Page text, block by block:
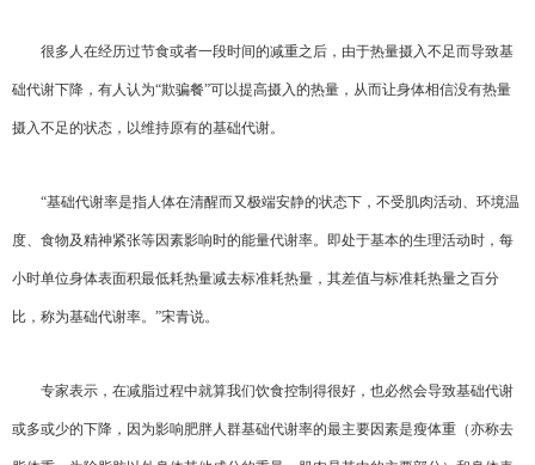
很多人在经历过节食或者一段时间的减重之后，由于热量摄入不足而导致基
础代谢下降，有人认为“欺骗餐”可以提高摄入的热量，从而让身体相信没有热量
摄入不足的状态，以维持原有的基础代谢。
“基础代谢率是指人体在清醒而又极端安静的状态下，不受肌肉活动、环境温
度、食物及精神紧张等因素影响时的能量代谢率。即处于基本的生理活动时，每
小时单位身体表面积最低耗热量减去标准耗热量，其差值与标准耗热量之百分
比，称为基础代谢率。”宋青说。
专家表示，在减脂过程中就算我们饮食控制得很好，也必然会导致基础代谢
或多或少的下降，因为影响肥胖人群基础代谢率的最主要因素是瘦体重（亦称去